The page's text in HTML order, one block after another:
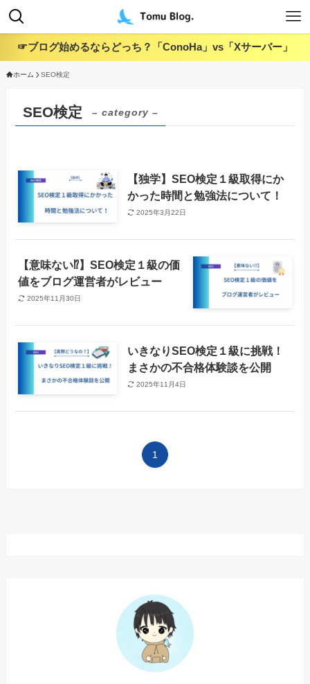
☞ブログ始めるならどっち？「ConoHa」vs「Xサーバー」
ホーム SEO検定
SEO検定 – category –
【独学】SEO検定１級取得にか
かった時間と勉強法について！
2025年3月22日
【意味ない⁉︎】SEO検定１級の価
値をブログ運営者がレビュー
2025年11月30日
いきなりSEO検定１級に挑戦！
まさかの不合格体験談を公開
2025年11月4日
1